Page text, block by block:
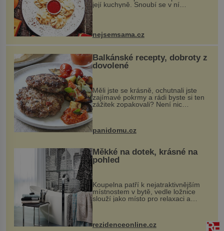
její kuchyně. Snoubí se v ní
evropské a asijské chutě a díky tomu
pokrmy, které rozhodně st...
nejsemsama.cz
Balkánské recepty, dobroty z
dovolené
Měli jste se krásně, ochutnali jste
zajímavé pokrmy a rádi byste si ten
zážitek zopakovali? Není nic
snazšího. Pljeskavica (10 porcí)
Možná jste ji ochutnali na dovolené v
panidomu.cz
Měkké na dotek, krásné na
pohled
Koupelna patří k nejatraktivnějším
místnostem v bytě, vedle ložnice
slouží jako místo pro relaxaci a
odpočinek. Koupelnový textil –
ručníky, osušky a koberečky –
mohou jako mávnutím kouzelného
proutku...
rezidenceonline.cz